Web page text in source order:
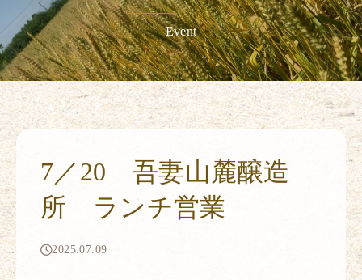
Event
7／20 吾妻山麓醸造
所 ランチ営業
2025.07.09